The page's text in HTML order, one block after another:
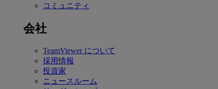
コミュニティ
会社
TeamViewer について
採用情報
投資家
ニュースルーム